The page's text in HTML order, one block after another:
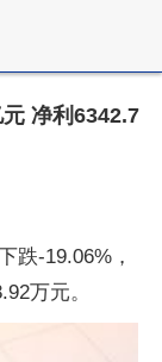
净利6342.7
跌-19.06%，
万元。